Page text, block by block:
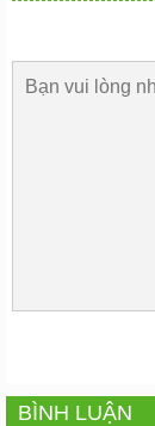
BÌNH LUẬN